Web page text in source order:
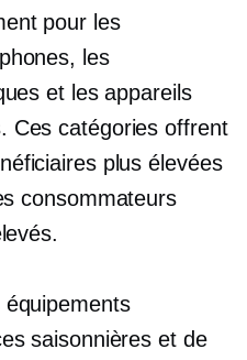
pour les
les
et les appareils
Ces catégories offrent
plus élevées
consommateurs
équipements
saisonnières et de